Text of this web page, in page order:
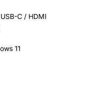
C / HDMI
11